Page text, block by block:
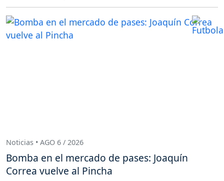
Noticias • AGO 6 / 2026
Bomba en el mercado de pases: Joaquín
Correa vuelve al Pincha